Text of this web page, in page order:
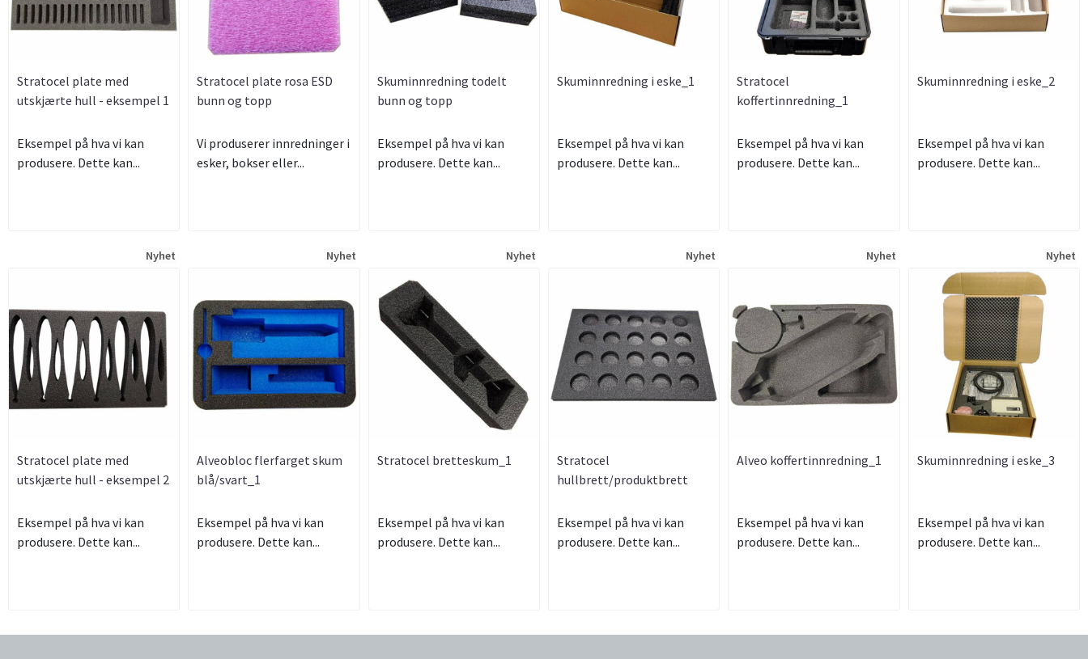
Stratocel plate med
utskjærte hull - eksempel 1
Eksempel på hva vi kan
produsere. Dette kan...
Stratocel plate rosa ESD
bunn og topp
Vi produserer innredninger i
esker, bokser eller...
Skuminnredning todelt
bunn og topp
Eksempel på hva vi kan
produsere. Dette kan...
Skuminnredning i eske_1
Eksempel på hva vi kan
produsere. Dette kan...
Stratocel
koffertinnredning_1
Eksempel på hva vi kan
produsere. Dette kan...
Skuminnredning i eske_2
Eksempel på hva vi kan
produsere. Dette kan...
Nyhet
Stratocel plate med
utskjærte hull - eksempel 2
Eksempel på hva vi kan
produsere. Dette kan...
Nyhet
Alveobloc flerfarget skum
blå/svart_1
Eksempel på hva vi kan
produsere. Dette kan...
Nyhet
Stratocel bretteskum_1
Eksempel på hva vi kan
produsere. Dette kan...
Nyhet
Stratocel
hullbrett/produktbrett
Eksempel på hva vi kan
produsere. Dette kan...
Nyhet
Alveo koffertinnredning_1
Eksempel på hva vi kan
produsere. Dette kan...
Nyhet
Skuminnredning i eske_3
Eksempel på hva vi kan
produsere. Dette kan...